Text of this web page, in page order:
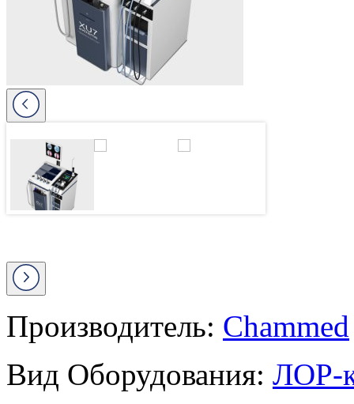
Производитель: Chammed
Вид Оборудования: ЛОР-